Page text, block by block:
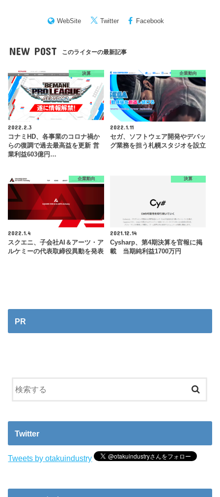
WebSite Twitter Facebook
NEW POST このライターの最新記事
決算
2022.2.3
コナミHD、各事業のコロナ禍か
らの復調で過去最高益を更新 営
業利益603億円…
企業動向
2022.1.11
セガ、ソフトウェア開発やデバッ
グ業務を担う札幌スタジオを設立
企業動向
2022.1.4
スクエニ、子会社AI＆アーツ・ア
ルケミーの代表取締役異動を発表
決算
2021.12.14
Cysharp、第4期決算を官報に掲
載 当期純利益1700万円
PR
Twitter
Tweets by otakuindustry